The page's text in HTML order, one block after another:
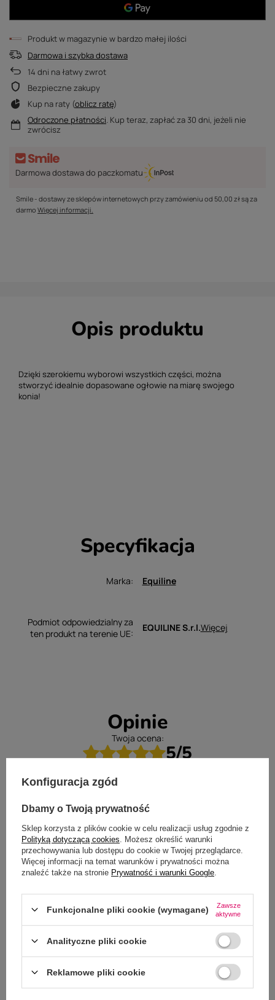
Produkt w magazynie w bardzo małej ilości
Darmowa i szybka dostawa
14 dni na łatwy zwrot
Bezpieczne zakupy
Kup na raty (oblicz ratę)
Odroczone płatności. Kup teraz, zapłać za 30 dni, jeżeli nie
zwrócisz
Darmowa dostawa do paczkomatu
Smile - dostawy ze sklepów internetowych przy zamówieniu od 50,00 złsą za
darmo Więcej informacji.
Opis produktu
Dzięki szerokiemu wyborowi wszystkich części, można
stworzyć idealnie dopasowane ogłowie na miarę swojego
konia!
Specyfikacja
Marka Equiline
Podmiot odpowiedzialny za
ten produkt na terenie UE
EQUILINE S.r.l.Więcej
Opinie
Twoja ocena:
5/5
Konfiguracja zgód
Dbamy o Twoją prywatność
Sklep korzysta z plików cookie w celu realizacji usług zgodnie z
Polityką dotyczącą cookies . Możesz określić warunki
przechowywania lub dostępu do cookie w Twojej przeglądarce.
Więcej informacji na temat warunków i prywatności można
znaleźć także na stronie Prywatność i warunki Google
Funkcjonalne pliki cookie (wymagane)
Zawsze
aktywne
Analityczne pliki cookie
Reklamowe pliki cookie